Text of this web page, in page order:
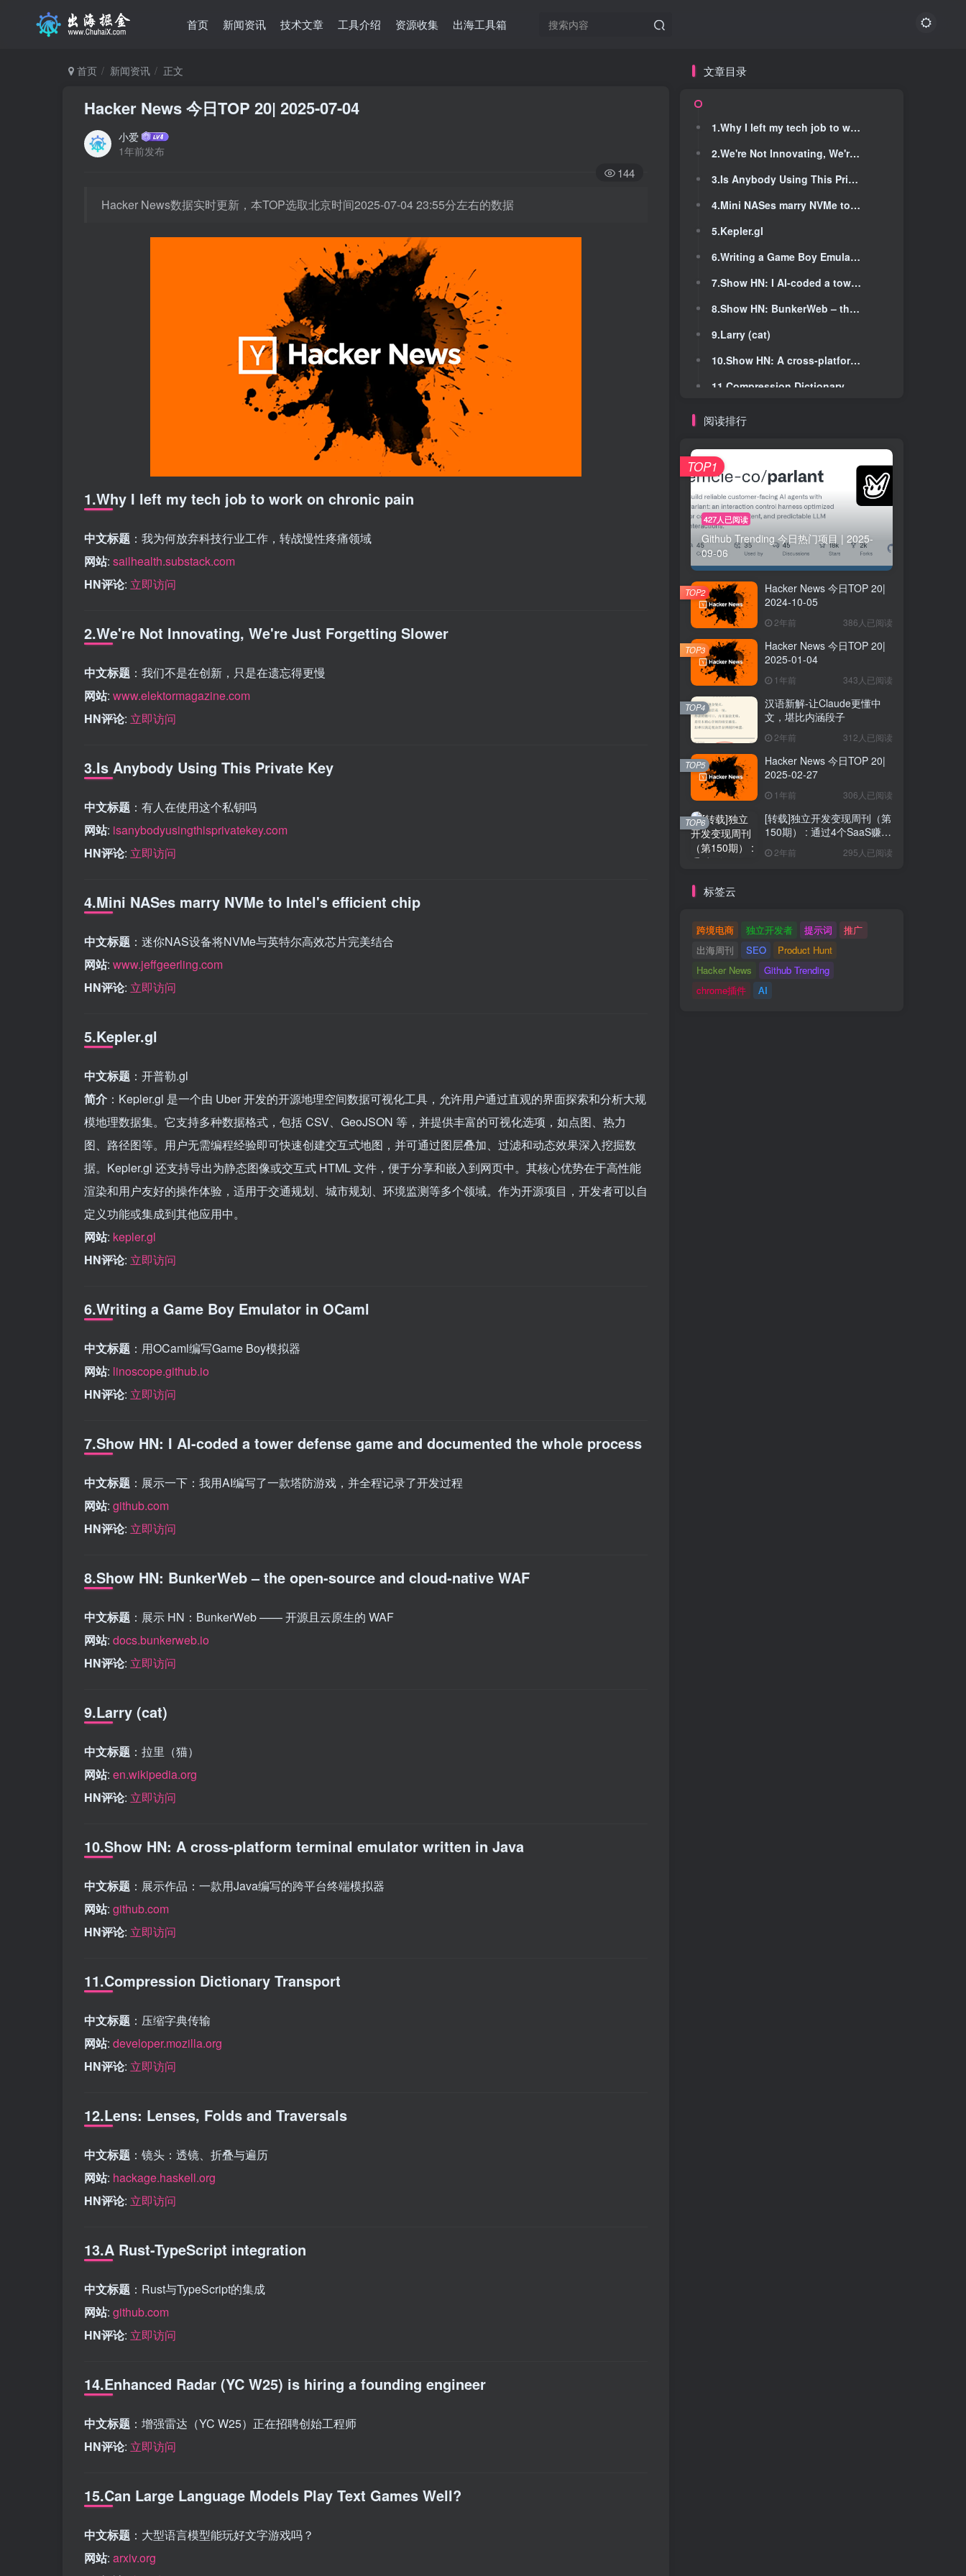
首页 新闻资讯 技术文章 工具介绍 资源收集 出海工具箱
首页 新闻资讯 正文
Hacker News 今日TOP 20| 2025-07-04
小爱
1年前发布
144
Hacker News数据实时更新，本TOP选取北京时间2025-07-04 23:55分左右的数据
1.Why I left my tech job to work on chronic pain
中文标题 ：我为何放弃科技行业工作，转战慢性疼痛领域
网站: sailhealth.substack.com
HN评论: 立即访问
2.We're Not Innovating, We're Just Forgetting Slower
中文标题 ：我们不是在创新，只是在遗忘得更慢
网站: www.elektormagazine.com
HN评论: 立即访问
3.Is Anybody Using This Private Key
中文标题 ：有人在使用这个私钥吗
网站: isanybodyusingthisprivatekey.com
HN评论: 立即访问
4.Mini NASes marry NVMe to Intel's efficient chip
中文标题 ：迷你NAS设备将NVMe与英特尔高效芯片完美结合
网站: www.jeffgeerling.com
HN评论: 立即访问
5.Kepler.gl
中文标题 ：开普勒.gl
简介 ：Kepler.gl 是一个由 Uber 开发的开源地理空间数据可视化工具，允许用户通过直观的界面探索和分析大规
模地理数据集。它支持多种数据格式，包括 CSV、GeoJSON 等，并提供丰富的可视化选项，如点图、热力
图、路径图等。用户无需编程经验即可快速创建交互式地图，并可通过图层叠加、过滤和动态效果深入挖掘数
据。Kepler.gl 还支持导出为静态图像或交互式 HTML 文件，便于分享和嵌入到网页中。其核心优势在于高性能
渲染和用户友好的操作体验，适用于交通规划、城市规划、环境监测等多个领域。作为开源项目，开发者可以自
定义功能或集成到其他应用中。
网站: kepler.gl
HN评论: 立即访问
6.Writing a Game Boy Emulator in OCaml
中文标题 ：用OCaml编写Game Boy模拟器
网站: linoscope.github.io
HN评论: 立即访问
7.Show HN: I AI-coded a tower defense game and documented the whole process
中文标题 ：展示一下：我用AI编写了一款塔防游戏，并全程记录了开发过程
网站: github.com
HN评论: 立即访问
8.Show HN: BunkerWeb – the open-source and cloud-native WAF
中文标题 ：展示 HN：BunkerWeb —— 开源且云原生的 WAF
网站: docs.bunkerweb.io
HN评论: 立即访问
9.Larry (cat)
中文标题 ：拉里（猫）
网站: en.wikipedia.org
HN评论: 立即访问
10.Show HN: A cross-platform terminal emulator written in Java
中文标题 ：展示作品：一款用Java编写的跨平台终端模拟器
网站: github.com
HN评论: 立即访问
11.Compression Dictionary Transport
中文标题 ：压缩字典传输
网站: developer.mozilla.org
HN评论: 立即访问
12.Lens: Lenses, Folds and Traversals
中文标题 ：镜头：透镜、折叠与遍历
网站: hackage.haskell.org
HN评论: 立即访问
13.A Rust-TypeScript integration
中文标题 ：Rust与TypeScript的集成
网站: github.com
HN评论: 立即访问
14.Enhanced Radar (YC W25) is hiring a founding engineer
中文标题 ：增强雷达（YC W25）正在招聘创始工程师
HN评论: 立即访问
15.Can Large Language Models Play Text Games Well?
中文标题 ：大型语言模型能玩好文字游戏吗？
网站: arxiv.org
文章目录
1.Why I left my tech job to work on chronic pain
2.We're Not Innovating, We're Just Forgetting Slower
3.Is Anybody Using This Private Key
4.Mini NASes marry NVMe to Intel's efficient chip
5.Kepler.gl
6.Writing a Game Boy Emulator in OCaml
7.Show HN: I AI-coded a tower defense game and documented the whole process
8.Show HN: BunkerWeb – the open-source and cloud-native WAF
9.Larry (cat)
10.Show HN: A cross-platform terminal emulator written in Java
14.Enhanced Radar (YC W25) is hiring a founding engineer
17.Is an Intel N100 or N150 a better value than a Raspberry Pi?
18.Show HN: Fast Thermodynamic Calculations in Python
19.Introducing tmux-rs
20.Rust and WASM for Form Validation
文章目录
1.Why I left my tech job to work on chronic pain
2.We're Not Innovating, We're Just Forgetting Slower
3.Is Anybody Using This Private Key
4.Mini NASes marry NVMe to Intel's efficient chip
5.Kepler.gl
6.Writing a Game Boy Emulator in OCaml
7.Show HN: I AI-coded a tower defense game and documented the whole process
8.Show HN: BunkerWeb – the open-source and cloud-native WAF
9.Larry (cat)
10.Show HN: A cross-platform terminal emulator written in Java
14.Enhanced Radar (YC W25) is hiring a founding engineer
17.Is an Intel N100 or N150 a better value than a Raspberry Pi?
18.Show HN: Fast Thermodynamic Calculations in Python
19.Introducing tmux-rs
20.Rust and WASM for Form Validation
阅读排行
427人已阅读
Github Trending 今日热门项目 | 2025-
09-06
TOP1
Hacker News 今日TOP 20|
2024-10-05
2年前 386人已阅读
TOP2
Hacker News 今日TOP 20|
2025-01-04
1年前 343人已阅读
TOP3
汉语新解-让Claude更懂中
文，堪比内涵段子
2年前 312人已阅读
TOP4
Hacker News 今日TOP 20|
2025-02-27
1年前 306人已阅读
TOP5
[转载]独立开发变现周刊（第
150期） : 通过4个SaaS赚取
2年前 295人已阅读
TOP6
标签云
跨境电商 独立开发者 提示词
推广
出海周刊
SEO
Product Hunt
Hacker News
Github Trending
chrome插件
AI